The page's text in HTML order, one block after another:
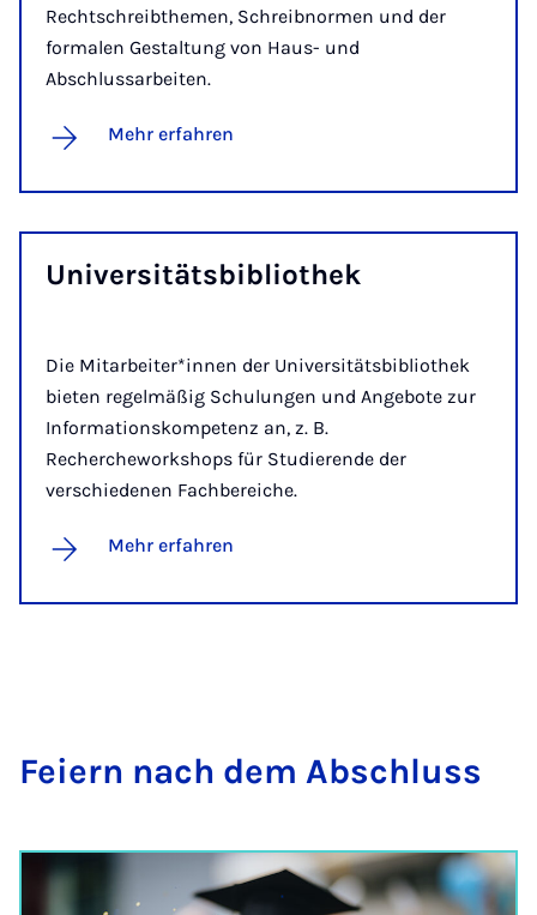
Rechtschreibthemen, Schreibnormen und der
formalen Gestaltung von Haus- und
Abschlussarbeiten.
Mehr erfahren
Un­i­­ver­­­si­täts­­bi­blio­thek
Die Mitarbeiter*innen der Universitätsbibliothek
bieten regelmäßig Schulungen und Angebote zur
Informationskompetenz an, z. B.
Rechercheworkshops für Studierende der
verschiedenen Fachbereiche.
Mehr erfahren
Fei­ern nach dem Ab­­schluss